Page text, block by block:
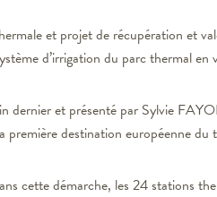
et projet de récupération et
d’irrigation du parc thermal en
et présenté par Sylvie
première destination européenne du
cette démarche, les 24 stations